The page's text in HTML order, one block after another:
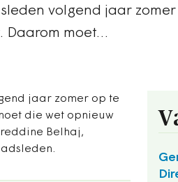
volgend jaar
Daarom moet…
jaar zomer op te
die wet opnieuw
Belhaj,